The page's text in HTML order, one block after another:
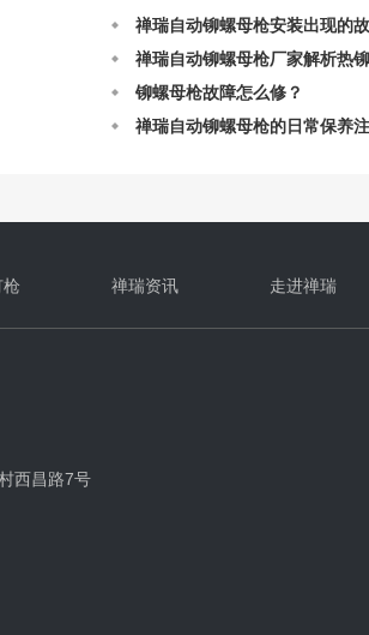
禅瑞自动铆螺母枪厂家解析热
铆螺母枪故障怎么修？
禅瑞自动铆螺母枪的日常保养注
气动拉帽枪铆接的原理及加工
枪 禅瑞资讯 走进禅瑞
西昌路7号